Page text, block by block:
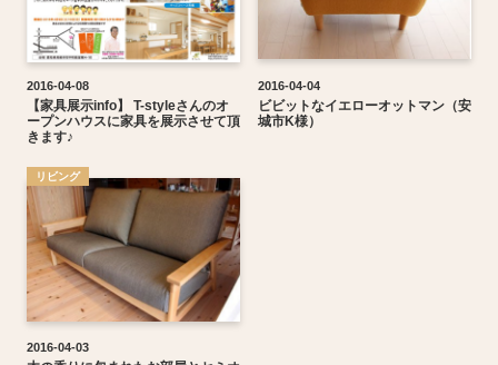
2016-04-08
【家具展示info】 T-styleさんのオ
ープンハウスに家具を展示させて頂
きます♪
2016-04-04
ビビットなイエローオットマン（安
城市K様）
リビング
2016-04-03